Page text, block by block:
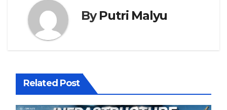
ByPutri Malyu
Related Post